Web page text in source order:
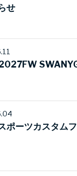
せ
ポーツカスタム